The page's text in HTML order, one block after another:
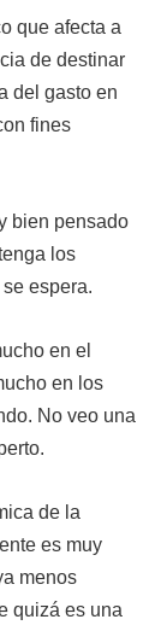
que afecta a
de destinar
del gasto en
fines
bien pensado
los
espera.
en el
en los
No veo una
de la
es muy
menos
quizá es una